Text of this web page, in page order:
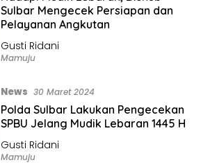
Sulbar Mengecek Persiapan dan
Pelayanan Angkutan
Gusti Ridani
Mamuju
News 30 Maret 2024
Polda Sulbar Lakukan Pengecekan
SPBU Jelang Mudik Lebaran 1445 H
Gusti Ridani
Mamuju